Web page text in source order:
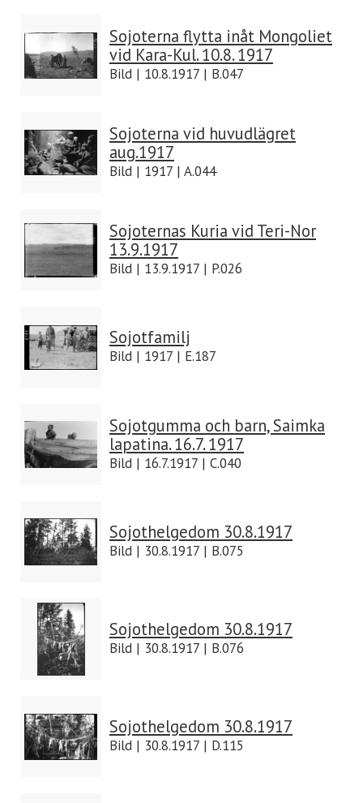
Sojoterna flytta inåt Mongoliet
vid Kara-Kul. 10.8. 1917
Bild | 10.8.1917 | B.047
Sojoterna vid huvudlägret
aug.1917
Bild | 1917 | A.044
Sojoternas Kuria vid Teri-Nor
13.9.1917
Bild | 13.9.1917 | P.026
Sojotfamilj
Bild | 1917 | E.187
Sojotgumma och barn, Saimka
lapatina. 16.7. 1917
Bild | 16.7.1917 | C.040
Sojothelgedom 30.8.1917
Bild | 30.8.1917 | B.075
Sojothelgedom 30.8.1917
Bild | 30.8.1917 | B.076
Sojothelgedom 30.8.1917
Bild | 30.8.1917 | D.115